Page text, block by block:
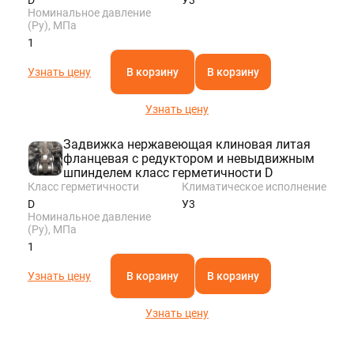
Номинальное давление
(Ру), МПа
1
Узнать цену В корзину В корзину
Узнать цену
Задвижка нержавеющая клиновая литая
фланцевая с редуктором и невыдвижным
шпинделем класс герметичности D
Класс герметичности
D
Климатическое исполнение
У3
Номинальное давление
(Ру), МПа
1
Узнать цену В корзину В корзину
Узнать цену